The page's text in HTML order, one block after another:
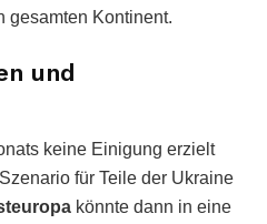
gesamten Kontinent.
und
keine Einigung erzielt
für Teile der Ukraine
könnte dann in eine